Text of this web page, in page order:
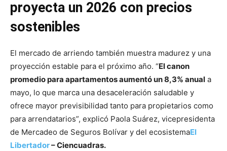
proyecta un 2026 con precios
sostenibles
El mercado de arriendo también muestra madurez y una
proyección estable para el próximo año. “El canon
promedio para apartamentos aumentó un 8,3% anual a
mayo, lo que marca una desaceleración saludable y
ofrece mayor previsibilidad tanto para propietarios como
para arrendatarios”, explicó Paola Suárez, vicepresidenta
de Mercadeo de Seguros Bolívar y del ecosistemaEl
Libertador– Ciencuadras.